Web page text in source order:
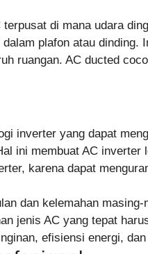
di mana udara
plafon atau dinding.
ruangan. AC ducted
inverter yang dapat
ini membuat AC inverter
karena dapat
dan kelemahan
jenis AC yang tepat
efisiensi energi,